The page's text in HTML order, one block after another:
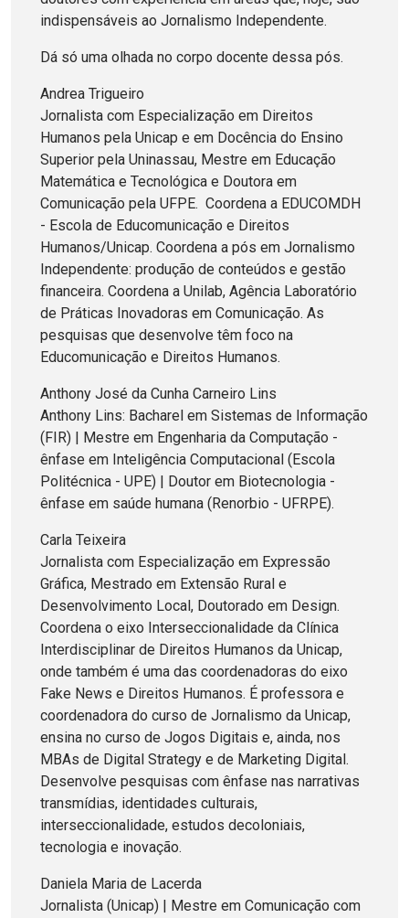
indispensáveis ao Jornalismo Independente.
Dá só uma olhada no corpo docente dessa pós.
Andrea Trigueiro
Jornalista com Especialização em Direitos
Humanos pela Unicap e em Docência do Ensino
Superior pela Uninassau, Mestre em Educação
Matemática e Tecnológica e Doutora em
Comunicação pela UFPE. Coordena a EDUCOMDH
- Escola de Educomunicação e Direitos
Humanos/Unicap. Coordena a pós em Jornalismo
Independente: produção de conteúdos e gestão
financeira. Coordena a Unilab, Agência Laboratório
de Práticas Inovadoras em Comunicação. As
pesquisas que desenvolve têm foco na
Educomunicação e Direitos Humanos.
Anthony José da Cunha Carneiro Lins
Anthony Lins: Bacharel em Sistemas de Informação
(FIR) | Mestre em Engenharia da Computação -
ênfase em Inteligência Computacional (Escola
Politécnica - UPE) | Doutor em Biotecnologia -
ênfase em saúde humana (Renorbio - UFRPE).
Carla Teixeira
Jornalista com Especialização em Expressão
Gráfica, Mestrado em Extensão Rural e
Desenvolvimento Local, Doutorado em Design.
Coordena o eixo Interseccionalidade da Clínica
Interdisciplinar de Direitos Humanos da Unicap,
onde também é uma das coordenadoras do eixo
Fake News e Direitos Humanos. É professora e
coordenadora do curso de Jornalismo da Unicap,
ensina no curso de Jogos Digitais e, ainda, nos
MBAs de Digital Strategy e de Marketing Digital.
Desenvolve pesquisas com ênfase nas narrativas
transmídias, identidades culturais,
interseccionalidade, estudos decoloniais,
tecnologia e inovação.
Daniela Maria de Lacerda
Jornalista (Unicap) | Mestre em Comunicação com